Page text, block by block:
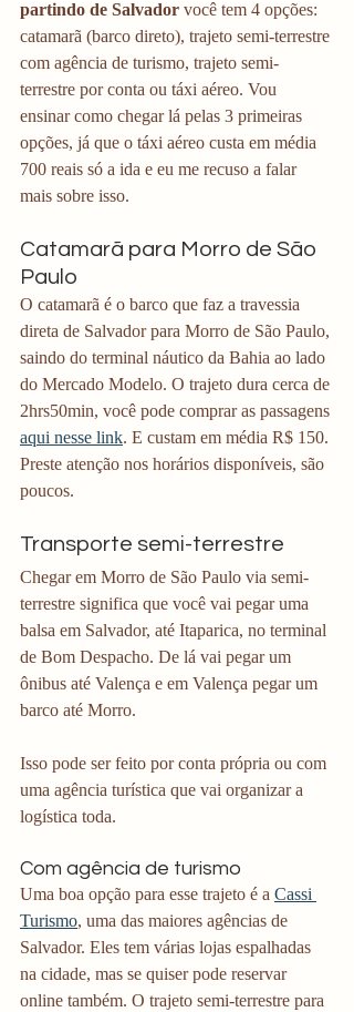
partindo de Salvador você tem 4 opções:
catamarã (barco direto), trajeto semi-terrestre
com agência de turismo, trajeto semi-
terrestre por conta ou táxi aéreo. Vou
ensinar como chegar lá pelas 3 primeiras
opções, já que o táxi aéreo custa em média
700 reais só a ida e eu me recuso a falar
mais sobre isso.
Catamarã para Morro de São
Paulo
O catamarã é o barco que faz a travessia
direta de Salvador para Morro de São Paulo,
saindo do terminal náutico da Bahia ao lado
do Mercado Modelo. O trajeto dura cerca de
2hrs50min, você pode comprar as passagens
aqui nesse link. E custam em média R$ 150.
Preste atenção nos horários disponíveis, são
poucos.
Transporte semi-terrestre
Chegar em Morro de São Paulo via semi-
terrestre significa que você vai pegar uma
balsa em Salvador, até Itaparica, no terminal
de Bom Despacho. De lá vai pegar um
ônibus até Valença e em Valença pegar um
barco até Morro.
Isso pode ser feito por conta própria ou com
uma agência turística que vai organizar a
logística toda.
Com agência de turismo
Uma boa opção para esse trajeto é a Cassi
Turismo, uma das maiores agências de
Salvador. Eles tem várias lojas espalhadas
na cidade, mas se quiser pode reservar
online também. O trajeto semi-terrestre para